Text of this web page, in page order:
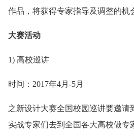
作品，将获得专家指导及调整的机
大赛活动
1) 高校巡讲
时间：2017年4月-5月
之新设计大赛全国校园巡讲要邀请
实战专家们去到全国各大高校做专